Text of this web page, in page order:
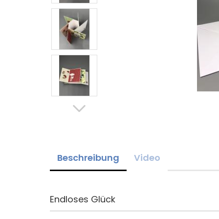
Beschreibung Video
Endloses Glück